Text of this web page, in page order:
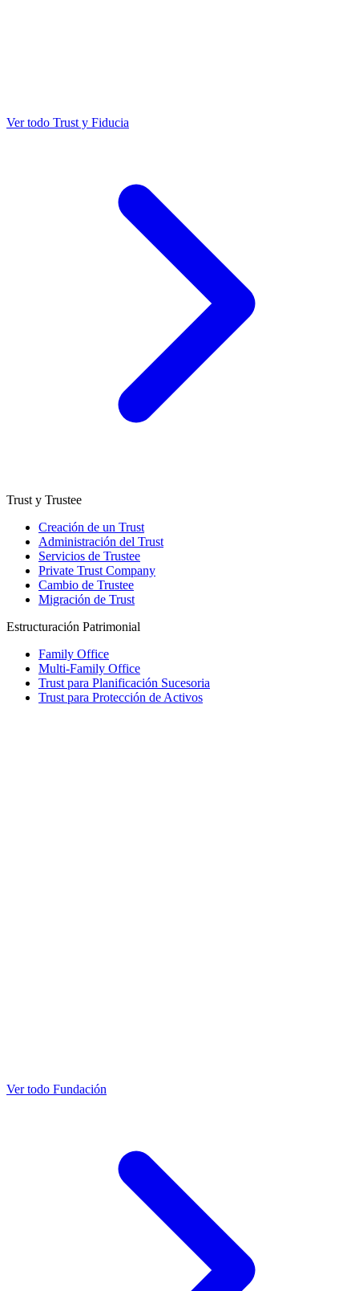
Ver todo Trust y Fiducia
Trust y Trustee
Creación de un Trust
Administración del Trust
Servicios de Trustee
Private Trust Company
Cambio de Trustee
Migración de Trust
Estructuración Patrimonial
Family Office
Multi-Family Office
Trust para Planificación Sucesoria
Trust para Protección de Activos
Ver todo Fundación